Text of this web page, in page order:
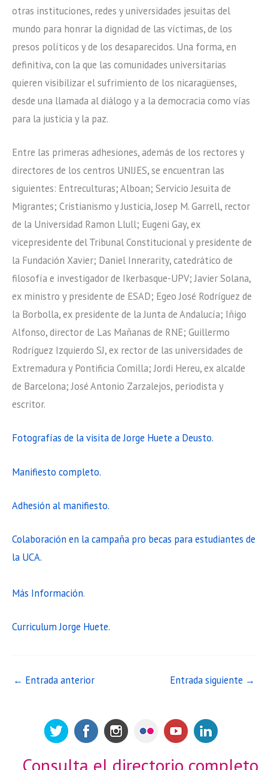
otras instituciones, redes y universidades jesuitas del
mundo para honrar la dignidad de las víctimas, de los
presos políticos y de los desaparecidos. Una forma, en
definitiva, con la que las comunidades universitarias
quieren visibilizar el sufrimiento de los nicaragüenses,
desde una llamada al diálogo y a la democracia como vías
para la justicia y la paz.
Entre las primeras adhesiones, además de los rectores y
directores de los centros UNIJES, se encuentran las
siguientes: Entreculturas; Alboan; Servicio Jesuita de
Migrantes; Cristianismo y Justicia, Josep M. Garrell, rector
de la Universidad Ramon Llull; Eugeni Gay, ex
vicepresidente del Tribunal Constitucional y presidente de
la Fundación Xavier; Daniel Innerarity, catedrático de
filosofía e investigador de Ikerbasque-UPV; Javier Solana,
ex ministro y presidente de ESAD; Egeo José Rodríguez de
la Borbolla, ex presidente de la Junta de Andalucía; Iñigo
Alfonso, director de Las Mañanas de RNE; Guillermo
Rodríguez Izquierdo SJ, ex rector de las universidades de
Extremadura y Pontificia Comilla; Jordi Hereu, ex alcalde
de Barcelona; José Antonio Zarzalejos, periodista y
escritor.
Fotografías de la visita de Jorge Huete a Deusto.
Manifiesto completo.
Adhesión al manifiesto.
Colaboración en la campaña pro becas para estudiantes de
la UCA.
Más Información.
Curriculum Jorge Huete.
← Entrada anterior Entrada siguiente →
Consulta el directorio completo